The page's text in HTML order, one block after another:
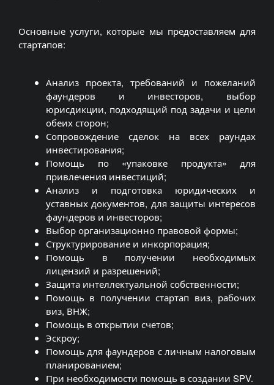
Основные услуги, которые мы предоставляем для
стартапов:
Анализ проекта, требований и пожеланий
фаундеров и инвесторов, выбор
юрисдикции, подходящий под задачи и цели
обеих сторон;
Сопровождение сделок на всех раундах
инвестирования;
Помощь по «упаковке продукта» для
привлечения инвестиций;
Анализ и подготовка юридических и
уставных документов, для защиты интересов
фаундеров и инвесторов;
Выбор организационно правовой формы;
Структурирование и инкорпорация;
Помощь в получении необходимых
лицензий и разрешений;
Защита интеллектуальной собственности;
Помощь в получении стартап виз, рабочих
виз, ВНЖ;
Помощь в открытии счетов;
Эскроу;
Помощь для фаундеров с личным налоговым
планированием;
При необходимости помощь в создании SPV.